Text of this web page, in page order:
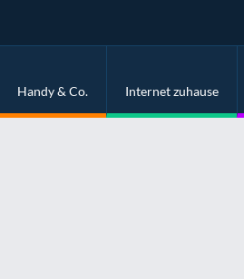
Handy & Co. Internet zuhause